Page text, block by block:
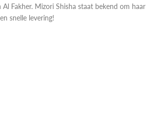
Al Fakher. Mizori Shisha staat bekend om haar
snelle levering!